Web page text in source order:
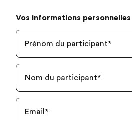
Vos informations personnelles
Prénom du participant*
Nom du participant*
Email *